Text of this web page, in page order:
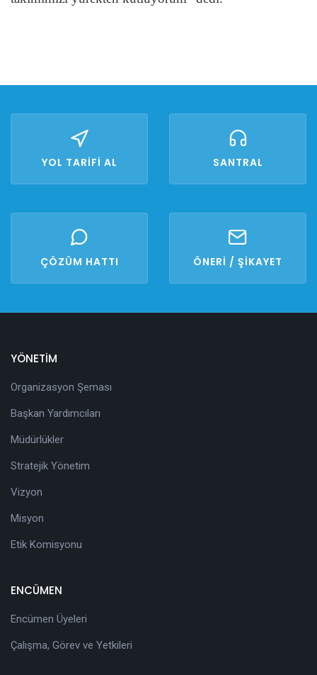
YOL TARİFİ AL SANTRAL
ÇÖZÜM HATTI ÖNERİ / ŞİKAYET
YÖNETİM
Organizasyon Şeması
Başkan Yardımcıları
Müdürlükler
Stratejik Yönetim
Vizyon
Misyon
Etik Komisyonu
ENCÜMEN
Encümen Üyeleri
Çalışma, Görev ve Yetkileri